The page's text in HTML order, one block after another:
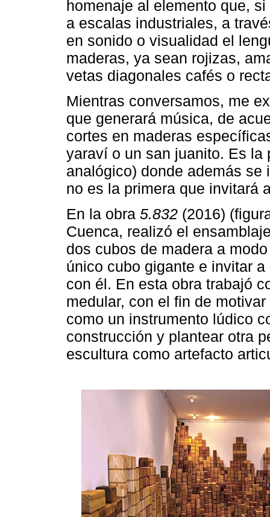
homenaje al elemento que,
a escalas industriales, a
en sonido o visualidad el
maderas, ya sean rojizas,
vetas diagonales cafés o
Mientras conversamos, me
que generará música, de
cortes en maderas
yaraví o un san juanito. Es la
analógico) donde además
no es la primera que invitará
En la obra 5.832 (2016)
Cuenca, realizó el
dos cubos de madera a
único cubo gigante e invitar
con él. En esta obra trabajó
medular, con el fin de
como un instrumento lúdico
construcción y plantear otra
escultura como artefacto